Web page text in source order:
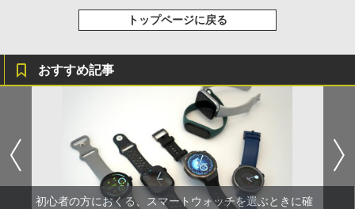
トップページに戻る
おすすめ記事
初心者の方におくる、スマートウォッチを選ぶときに確